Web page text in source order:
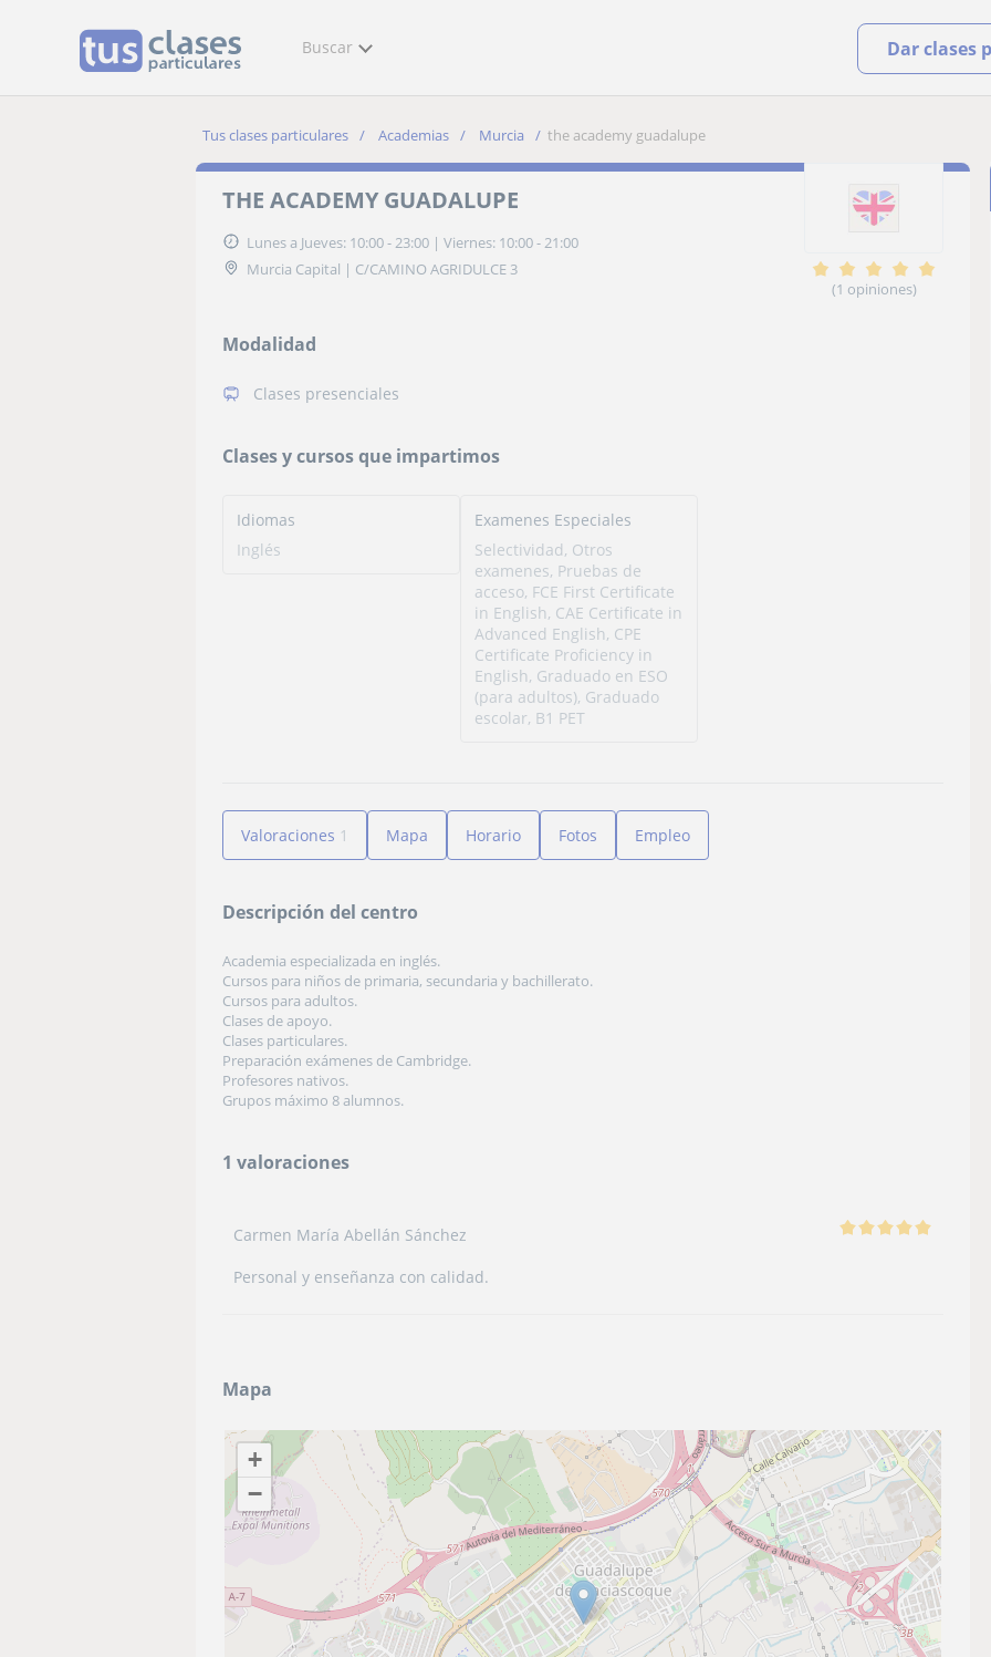
Buscar Dar clases
Tus clases particulares Academias Murcia the academy guadalupe
(1 opiniones)
THE ACADEMY GUADALUPE
Lunes a Jueves: 10:00 - 23:00 | Viernes: 10:00 - 21:00
Murcia Capital | C/CAMINO AGRIDULCE 3
Modalidad
Clases presenciales
Clases y cursos que impartimos
Idiomas
Inglés
Examenes Especiales
Selectividad, Otros
examenes, Pruebas de
acceso, FCE First Certificate
in English, CAE Certificate in
Advanced English, CPE
Certificate Proficiency in
English, Graduado en ESO
(para adultos), Graduado
escolar, B1 PET
Valoraciones 1 Mapa Horario Fotos Empleo
Descripción del centro
Academia especializada en inglés.
Cursos para niños de primaria, secundaria y bachillerato.
Cursos para adultos.
Clases de apoyo.
Clases particulares.
Preparación exámenes de Cambridge.
Profesores nativos.
Grupos máximo 8 alumnos.
1 valoraciones
Carmen María Abellán Sánchez
Personal y enseñanza con calidad.
Mapa
+
−